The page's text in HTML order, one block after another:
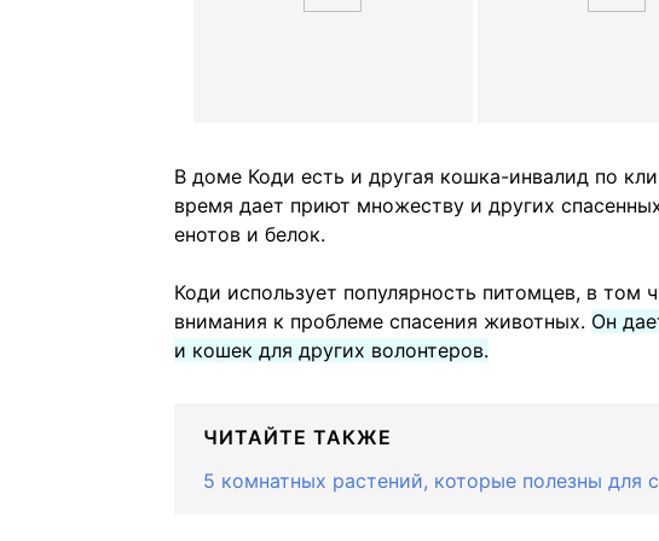
В доме Коди есть и другая кошка-инвалид по
время дает приют множеству и других
енотов и белок.
Коди использует популярность питомцев, в том
внимания к проблеме спасения животных. Он
и кошек для других волонтеров.
ЧИТАЙТЕ ТАКЖЕ
5 комнатных растений, которые полезны для